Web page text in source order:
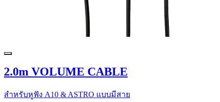
2.0m VOLUME CABLE
สำหรับหูฟัง A10 & ASTRO แบบมีสาย